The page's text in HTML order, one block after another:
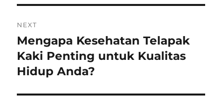
NEXT
Next
post:
Mengapa Kesehatan Telapak
Kaki Penting untuk Kualitas
Hidup Anda?